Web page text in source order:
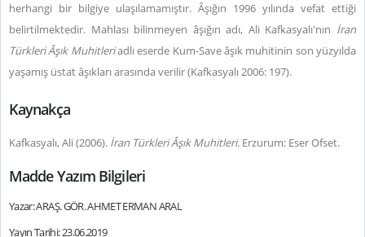
herhangi bir bilgiye ulaşılamamıştır. Âşığın 1996 yılında vefat ettiği
belirtilmektedir. Mahlası bilinmeyen âşığın adı, Ali Kafkasyalı'nın İran
Türkleri Âşık Muhitleriadlı eserde Kum-Save âşık muhitinin son yüzyılda
yaşamış üstat âşıkları arasında verilir (Kafkasyalı 2006: 197).
Kaynakça
Kafkasyalı, Ali (2006). İran Türkleri Âşık Muhitleri. Erzurum: Eser Ofset.
Madde Yazım Bilgileri
Yazar: ARAŞ. GÖR. AHMET ERMAN ARAL
Yayın Tarihi: 23.06.2019